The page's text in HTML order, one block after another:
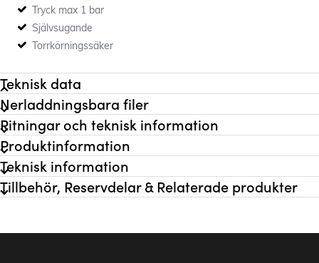
Tryck max 1 bar
Självsugande
Torrkörningssäker
Teknisk data
Flöde
1 ml/min
Rullar
2 st
Slang ID
Material Pumphus
Material Rotor
Acetal
Material Slang
Silikon
Varvtal
5 rpm
Nerladdningsbara filer
Ritningar och teknisk information
Produktinformation
Teknisk information
Tillbehör, Reservdelar & Relaterade produkter